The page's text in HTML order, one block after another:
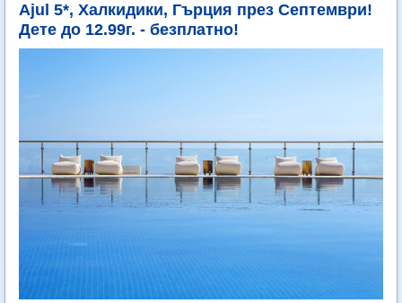
Ajul 5*, Халкидики, Гърция през Септември!
Дете до 12.99г. - безплатно!